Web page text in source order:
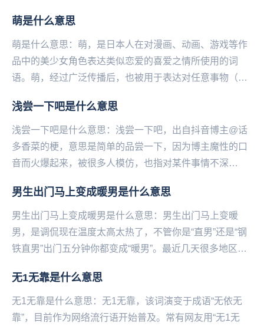
女...
萌是什么意思
萌是什么意思：萌，是日本人在对漫画、动画、游戏等作
品中的美少女角色表达类似恋爱的喜爱之情所使用的词
语。萌，经过广泛传播后，也被用于表达对任意事物（不
以...
浅尝一下吧是什么意思
浅尝一下吧是什么意思：浅尝一下吧，出自抖音博主@话
多香菜的梗，意思是简单的品尝一下，因为博主魔性的口
音而火爆起来‌‌‌‌‌‌‌‌‌‌‌‌，被很多人模仿，也指对某件事情不深
男生出门马上变成暖男是什么意思
男生出门马上变成暖男是什么意思：男生出门马上变暖
男，是调侃现在温度太高太热了，不管你是“直男”还是“钢
铁直男”出门五分钟你都变成“暖男”。最近几天很多地区都
无1无靠是什么意思
无1无靠是什么意思：无1无靠，该词演变于成语“无依无
靠”，目前作为网络流行语开始普及。常有网友用“无1无